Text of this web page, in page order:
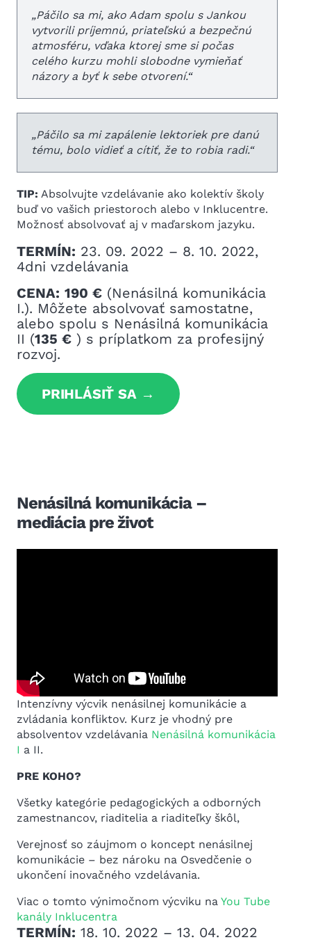
„Páčilo sa mi, ako Adam spolu s Jankou
vytvorili príjemnú, priateľskú a bezpečnú
atmosféru, vďaka ktorej sme si počas
celého kurzu mohli slobodne vymieňať
názory a byť k sebe otvorení.“
„Páčilo sa mi zapálenie lektoriek pre danú
tému, bolo vidieť a cítiť, že to robia radi.“
TIP: Absolvujte vzdelávanie ako kolektív školy
buď vo vašich priestoroch alebo v Inklucentre.
Možnosť absolvovať aj v maďarskom jazyku.
TERMÍN: 23. 09. 2022 – 8. 10. 2022,
4dni vzdelávania
CENA: 190 € (Nenásilná komunikácia
I.). Môžete absolvovať samostatne,
alebo spolu s Nenásilná komunikácia
II (135 € ) s príplatkom za profesijný
rozvoj.
PRIHLÁSIŤ SA
Nenásilná komunikácia –
mediácia pre život
Intenzívny výcvik nenásilnej komunikácie a
zvládania konfliktov. Kurz je vhodný pre
absolventov vzdelávania Nenásilná komunikácia
I a II.
PRE KOHO?
Všetky kategórie pedagogických a odborných
zamestnancov, riaditelia a riaditeľky škôl,
Verejnosť so záujmom o koncept nenásilnej
komunikácie – bez nároku na Osvedčenie o
ukončení inovačného vzdelávania.
Viac o tomto výnimočnom výcviku na You Tube
kanály Inklucentra
TERMÍN: 18. 10. 2022 – 13. 04. 2022